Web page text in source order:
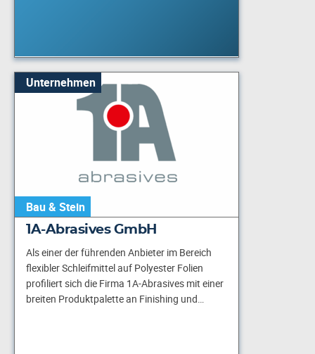
Unternehmen
Bau & Stein
1A-Abrasives GmbH
Als einer der führenden Anbieter im Bereich
flexibler Schleifmittel auf Polyester Folien
profiliert sich die Firma 1A-Abrasives mit einer
breiten Produktpalette an Finishing und…